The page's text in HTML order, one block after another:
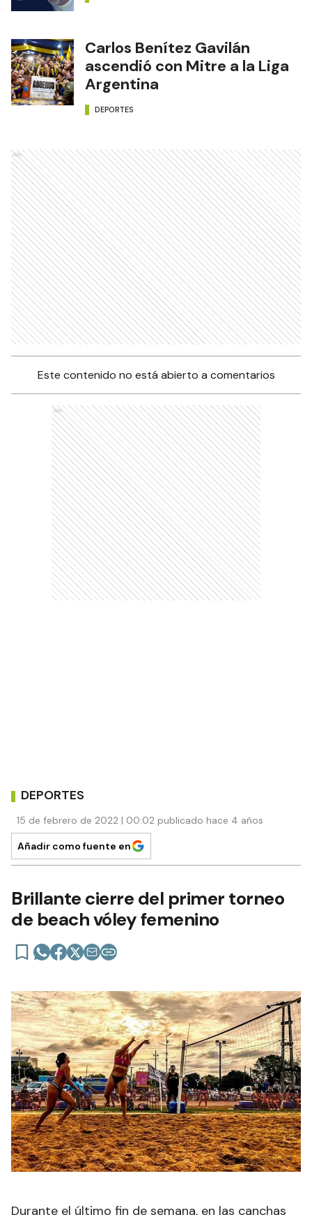
Carlos Benítez Gavilán
ascendió con Mitre a la Liga
Argentina
DEPORTES
Ads
Este contenido no está abierto a comentarios
Ads
DEPORTES
15 de febrero de 2022 | 00:02 publicado hace 4 años
Añadir como fuente en
Brillante cierre del primer torneo
de beach vóley femenino
Durante el último fin de semana, en las canchas